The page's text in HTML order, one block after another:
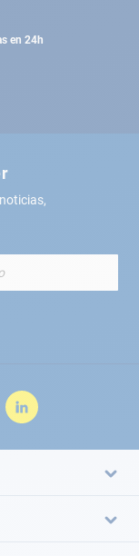
en 24h